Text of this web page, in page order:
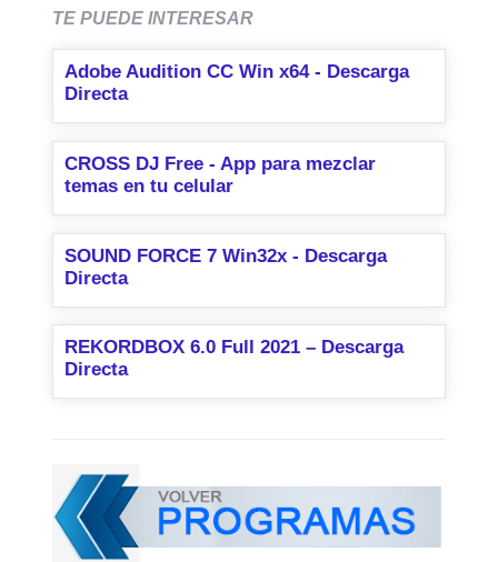
TE PUEDE INTERESAR
Adobe Audition CC Win x64 - Descarga
Directa
CROSS DJ Free - App para mezclar
temas en tu celular
SOUND FORCE 7 Win32x - Descarga
Directa
REKORDBOX 6.0 Full 2021 – Descarga
Directa